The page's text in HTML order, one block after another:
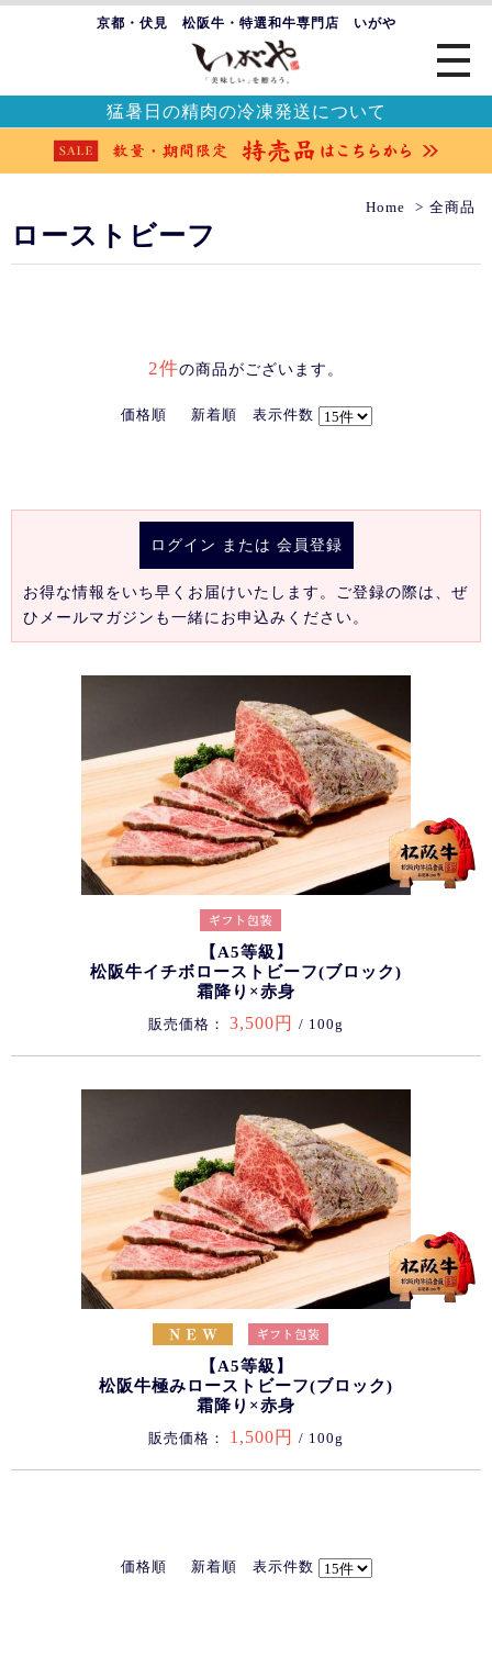
京都・伏見 松阪牛・特選和牛専門店 いがや
猛暑日の精肉の冷凍発送について
Home 全商品
ローストビーフ
2件の商品がございます。
価格順 新着順 表示件数
ログイン または 会員登録
お得な情報をいち早くお届けいたします。ご登録の際は、ぜ
ひメールマガジンも一緒にお申込みください。
【A5等級】
松阪牛イチボローストビーフ(ブロック)
霜降り×赤身
販売価格： 3,500円 / 100g
【A5等級】
松阪牛極みローストビーフ(ブロック)
霜降り×赤身
販売価格： 1,500円 / 100g
価格順 新着順 表示件数